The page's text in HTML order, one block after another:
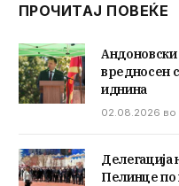
ПРОЧИТАЈ ПОВЕЌЕ
вредносен
иднина
02.08.2026 во
Пелинце по